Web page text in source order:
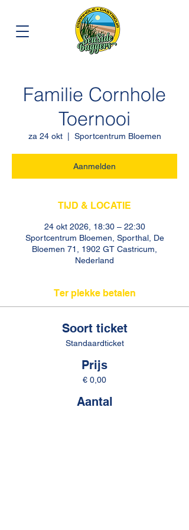
Familie Cornhole
Toernooi
za 24 okt
  |
Sportcentrum Bloemen
Aanmelden
TIJD & LOCATIE
24 okt 2026, 18:30 – 22:30
Sportcentrum Bloemen, Sporthal, De
Bloemen 71, 1902 GT Castricum,
Nederland
Ter plekke betalen
Soort ticket
Standaardticket
Prijs
€ 0,00
Aantal